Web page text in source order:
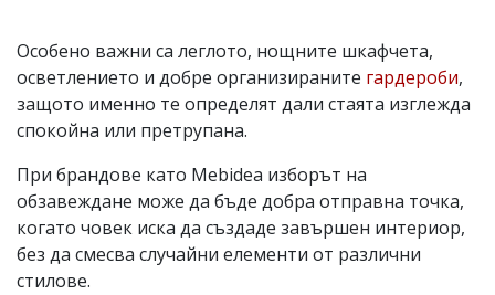
Особено важни са леглото, нощните шкафчета,
осветлението и добре организираните гардероби,
защото именно те определят дали стаята изглежда
спокойна или претрупана.
При брандове като Mebidea изборът на
обзавеждане може да бъде добра отправна точка,
когато човек иска да създаде завършен интериор,
без да смесва случайни елементи от различни
стилове.